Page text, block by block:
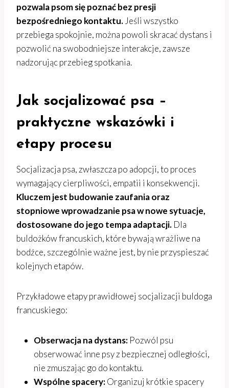
pozwala psom się poznać bez presji
bezpośredniego kontaktu. Jeśli wszystko
przebiega spokojnie, można powoli skracać dystans i
pozwolić na swobodniejsze interakcje, zawsze
nadzorując przebieg spotkania.
Jak socjalizować psa –
praktyczne wskazówki i
etapy procesu
Socjalizacja psa, zwłaszcza po adopcji, to proces
wymagający cierpliwości, empatii i konsekwencji.
Kluczem jest budowanie zaufania oraz
stopniowe wprowadzanie psa w nowe sytuacje,
dostosowane do jego tempa adaptacji. Dla
buldożków francuskich, które bywają wrażliwe na
bodźce, szczególnie ważne jest, by nie przyspieszać
kolejnych etapów.
Przykładowe etapy prawidłowej socjalizacji buldoga
francuskiego:
Obserwacja na dystans: Pozwól psu
obserwować inne psy z bezpiecznej odległości,
nie zmuszając go do kontaktu.
Wspólne spacery:Organizuj krótkie spacery